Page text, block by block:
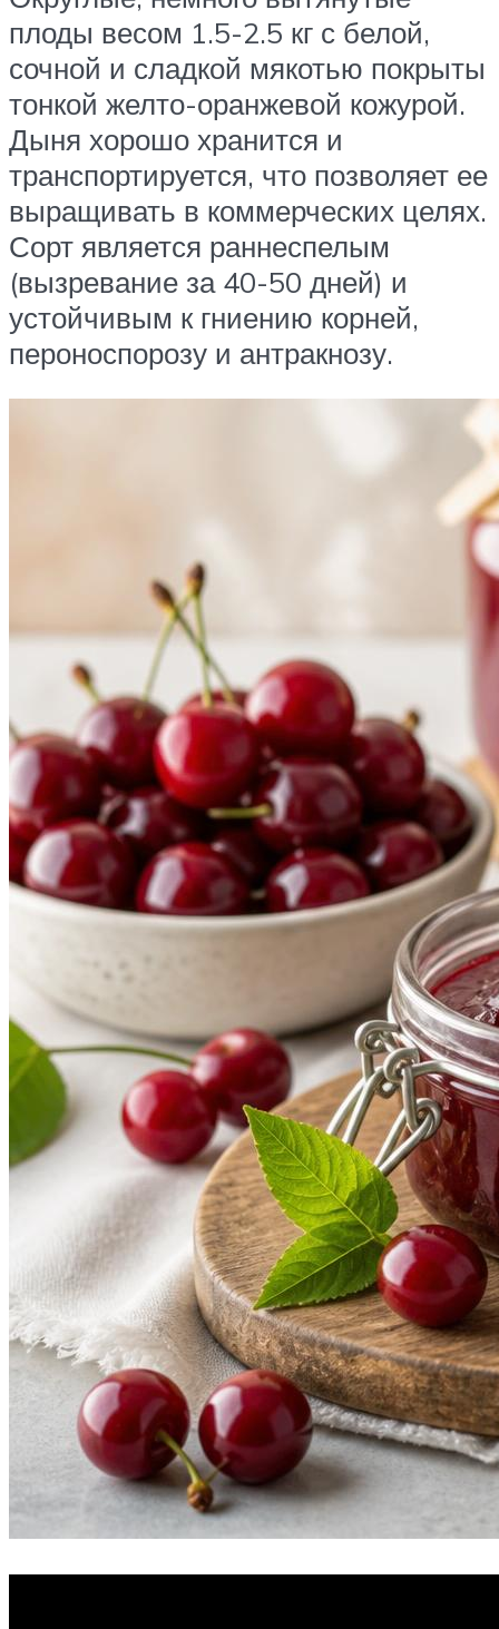
плоды весом 1.5-2.5 кг с белой,
сочной и сладкой мякотью покрыты
тонкой желто-оранжевой кожурой.
Дыня хорошо хранится и
транспортируется, что позволяет ее
выращивать в коммерческих целях.
Сорт является раннеспелым
(вызревание за 40-50 дней) и
устойчивым к гниению корней,
пероноспорозу и антракнозу.